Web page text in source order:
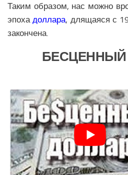
Таким образом, нас можно
эпохадоллара, длящаяся с
закончена.
БЕСЦЕННЫЙ